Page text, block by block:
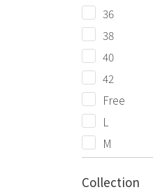
36
38
40
42
Free
L
M
Collection